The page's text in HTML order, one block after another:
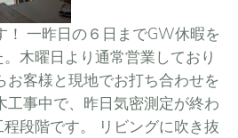
！ 一昨日の６日までGW休暇を
木曜日より通常営業しており
お客様と現地でお打ち合わせを
工事中で、昨日気密測定が終わ
段階です。 リビングに吹き抜